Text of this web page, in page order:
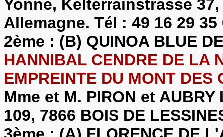
Yonne, Kelterrainstrasse 37,
Allemagne. Tél : 49 16 29 35
2ème : (B) QUINOA BLUE
HANNIBAL CENDRE DE LA
EMPREINTE DU MONT DES
Mme et M. PIRON et
109, 7866 BOIS DE
3ème : (A) FLORENCE DE